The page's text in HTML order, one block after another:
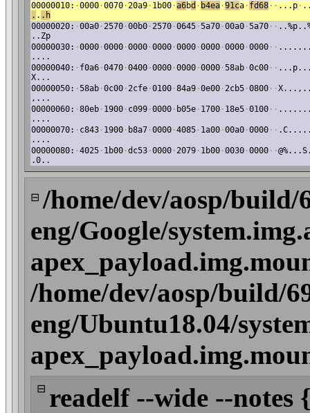
00000010: ·0000 ·0070 ·20a9 · 1b00 ·a6bd · b4ea ·91ca · fd68 · · ...p ·
. . .h
00000020: ·00a0 ·2570 ·00b0 ·2570 ·0645 ·5a70 ·00a0 ·5a70 · ·
..Zp
00000030: ·0000 ·0000 ·0000 ·0000 ·0000 ·0000 ·0000 ·0000 · ·
....
00000040: · f0a6 ·0470 ·0400 ·0000 ·0000 ·0000 ·58ab ·0c00 · ·
X...
00000050: ·58ab ·0c00 ·2cfe ·0100 ·84a9 ·0e00 ·2cb5 ·0800 · ·
,...
00000060: ·80eb · 1900 · c099 ·0000 · b05e · 1700 · 18e5 ·0100 · ·
....
00000070: · c843 · 1900 · b8a7 ·0000 ·4085 · 1a00 ·00a0 ·0000 · ·
....
00000080: ·4025 · 1b00 ·dc53 ·0000 ·2079 · 1b00 ·0030 ·0000 · ·
.0..
⊟ /home/dev/aosp/build/
eng/Google/
/home/dev/aosp/build/
eng/Ubuntu18.04/
⊟ readelf --wide --notes